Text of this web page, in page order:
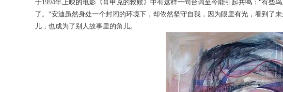
于1994年上映的电影《肖申克的救赎》中有这样一句台词至今能引起共鸣：“有些
了。”安迪虽然身处一个封闭的环境下，却依然坚守自我，因为眼里有光，看到了
儿，也成为了别人故事里的角儿。